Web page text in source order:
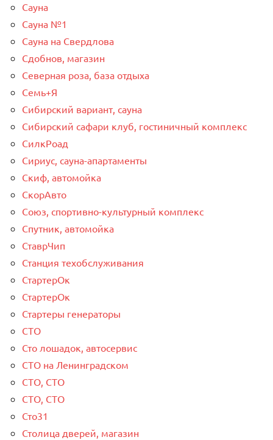
Сауна
Сауна №1
Сауна на Свердлова
Сдобнов, магазин
Северная роза, база отдыха
Семь+Я
Сибирский вариант, сауна
Сибирский сафари клуб, гостиничный комплекс
СилкРоад
Сириус, сауна-апартаменты
Скиф, автомойка
СкорАвто
Союз, спортивно-культурный комплекс
Спутник, автомойка
СтаврЧип
Станция техобслуживания
СтартерОк
СтартерОк
Стартеры генераторы
СТО
Сто лошадок, автосервис
СТО на Ленинградском
СТО, СТО
СТО, СТО
Сто31
Столица дверей, магазин